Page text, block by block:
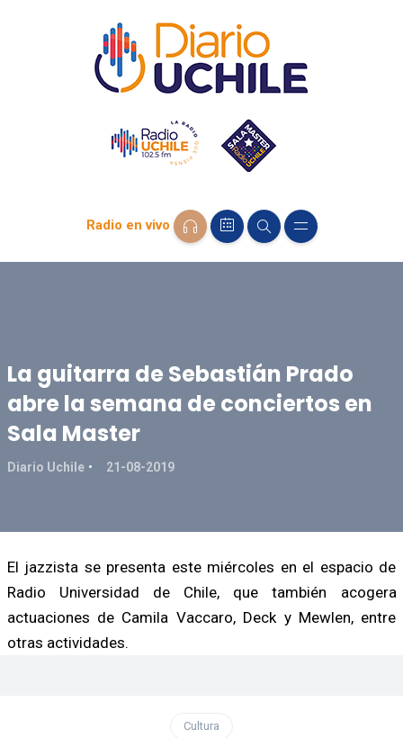
Radio en vivo
La guitarra de Sebastián Prado
abre la semana de conciertos en
Sala Master
Diario Uchile 21-08-2019
El jazzista se presenta este miércoles en el espacio de
Radio Universidad de Chile, que también acogera
actuaciones de Camila Vaccaro, Deck y Mewlen, entre
otras actividades.
Cultura